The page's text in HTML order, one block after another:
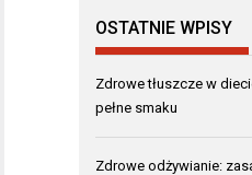
OSTATNIE WPISY
Zdrowe tłuszcze w
pełne smaku
Zdrowe odżywianie: